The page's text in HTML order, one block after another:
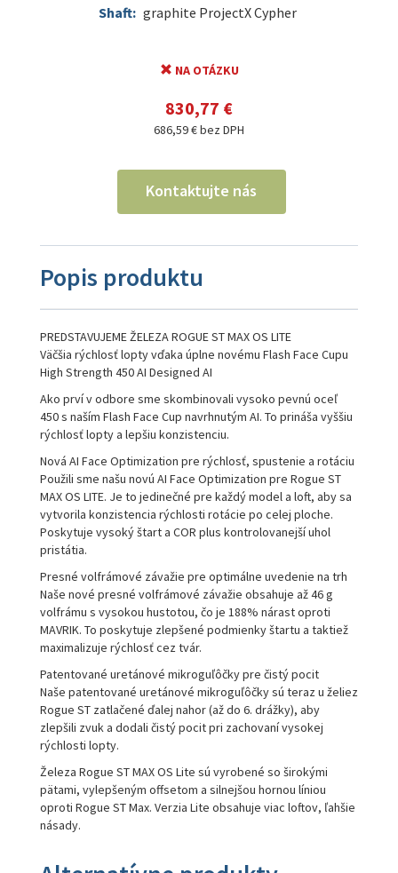
Shaft: graphite ProjectX Cypher
NA OTÁZKU
830,77 €
686,59 € bez DPH
Kontaktujte nás
Popis produktu
PREDSTAVUJEME ŽELEZA ROGUE ST MAX OS LITE
Väčšia rýchlosť lopty vďaka úplne novému Flash Face Cupu
High Strength 450 AI Designed AI
Ako prví v odbore sme skombinovali vysoko pevnú oceľ
450 s naším Flash Face Cup navrhnutým AI. To prináša vyššiu
rýchlosť lopty a lepšiu konzistenciu.
Nová AI Face Optimization pre rýchlosť, spustenie a rotáciu
Použili sme našu novú AI Face Optimization pre Rogue ST
MAX OS LITE. Je to jedinečné pre každý model a loft, aby sa
vytvorila konzistencia rýchlosti rotácie po celej ploche.
Poskytuje vysoký štart a COR plus kontrolovanejší uhol
pristátia.
Presné volfrámové závažie pre optimálne uvedenie na trh
Naše nové presné volfrámové závažie obsahuje až 46 g
volfrámu s vysokou hustotou, čo je 188% nárast oproti
MAVRIK. To poskytuje zlepšené podmienky štartu a taktiež
maximalizuje rýchlosť cez tvár.
Patentované uretánové mikroguľôčky pre čistý pocit
Naše patentované uretánové mikroguľôčky sú teraz u želiez
Rogue ST zatlačené ďalej nahor (až do 6. drážky), aby
zlepšili zvuk a dodali čistý pocit pri zachovaní vysokej
rýchlosti lopty.
Železa Rogue ST MAX OS Lite sú vyrobené so širokými
pätami, vylepšeným offsetom a silnejšou hornou líniou
oproti Rogue ST Max. Verzia Lite obsahuje viac loftov, ľahšie
násady.